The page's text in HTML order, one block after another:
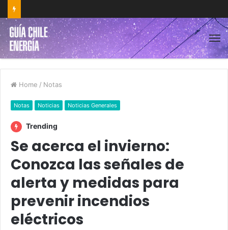
Home / Notas
Notas Noticias Noticias Generales
Trending
Se acerca el invierno:
Conozca las señales de
alerta y medidas para
prevenir incendios
eléctricos